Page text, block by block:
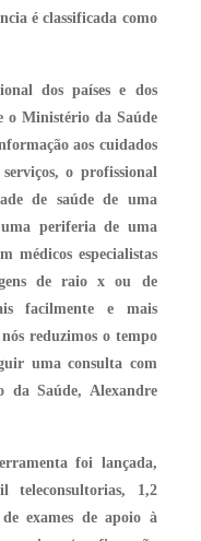
é classificada como
dos países e dos
o Ministério da Saúde
aos cuidados
o profissional
de saúde de uma
periferia de uma
médicos especialistas
de raio x ou de
facilmente e mais
reduzimos o tempo
uma consulta com
da Saúde, Alexandre
foi lançada,
teleconsultorias, 1,2
exames de apoio à